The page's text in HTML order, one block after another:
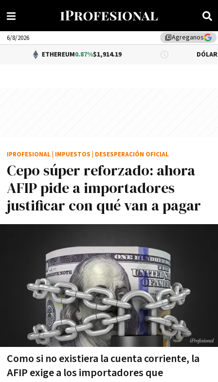
library_addAgreganos
6/8/2026
ETHEREUM0.87%$1,914.19 DÓLAR BNA 0.34%
Cepo súper reforzado: ahora
AFIP pide a importadores
justificar con qué van a pagar
Como si no existiera la cuenta corriente, la
AFIP exige a los importadores que
IPROFESIONAL IMPUESTOS DESESPERACIÓN OFICIAL